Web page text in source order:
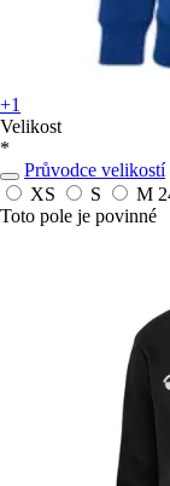
+1
Velikost
*
Průvodce velikostí
XS
S M
Toto pole je povinné